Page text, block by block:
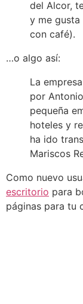
del Alcor,
y me
con café).
…o algo así:
La
por
pequeña
hoteles y
ha ido
Mariscos
Como nuevo
escritorio para
páginas para tu